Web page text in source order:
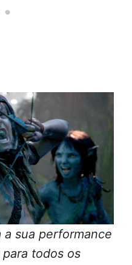
sua performance
todos os